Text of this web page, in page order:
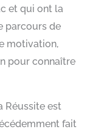
et qui ont la
parcours de
motivation,
pour connaître
Réussite est
fait